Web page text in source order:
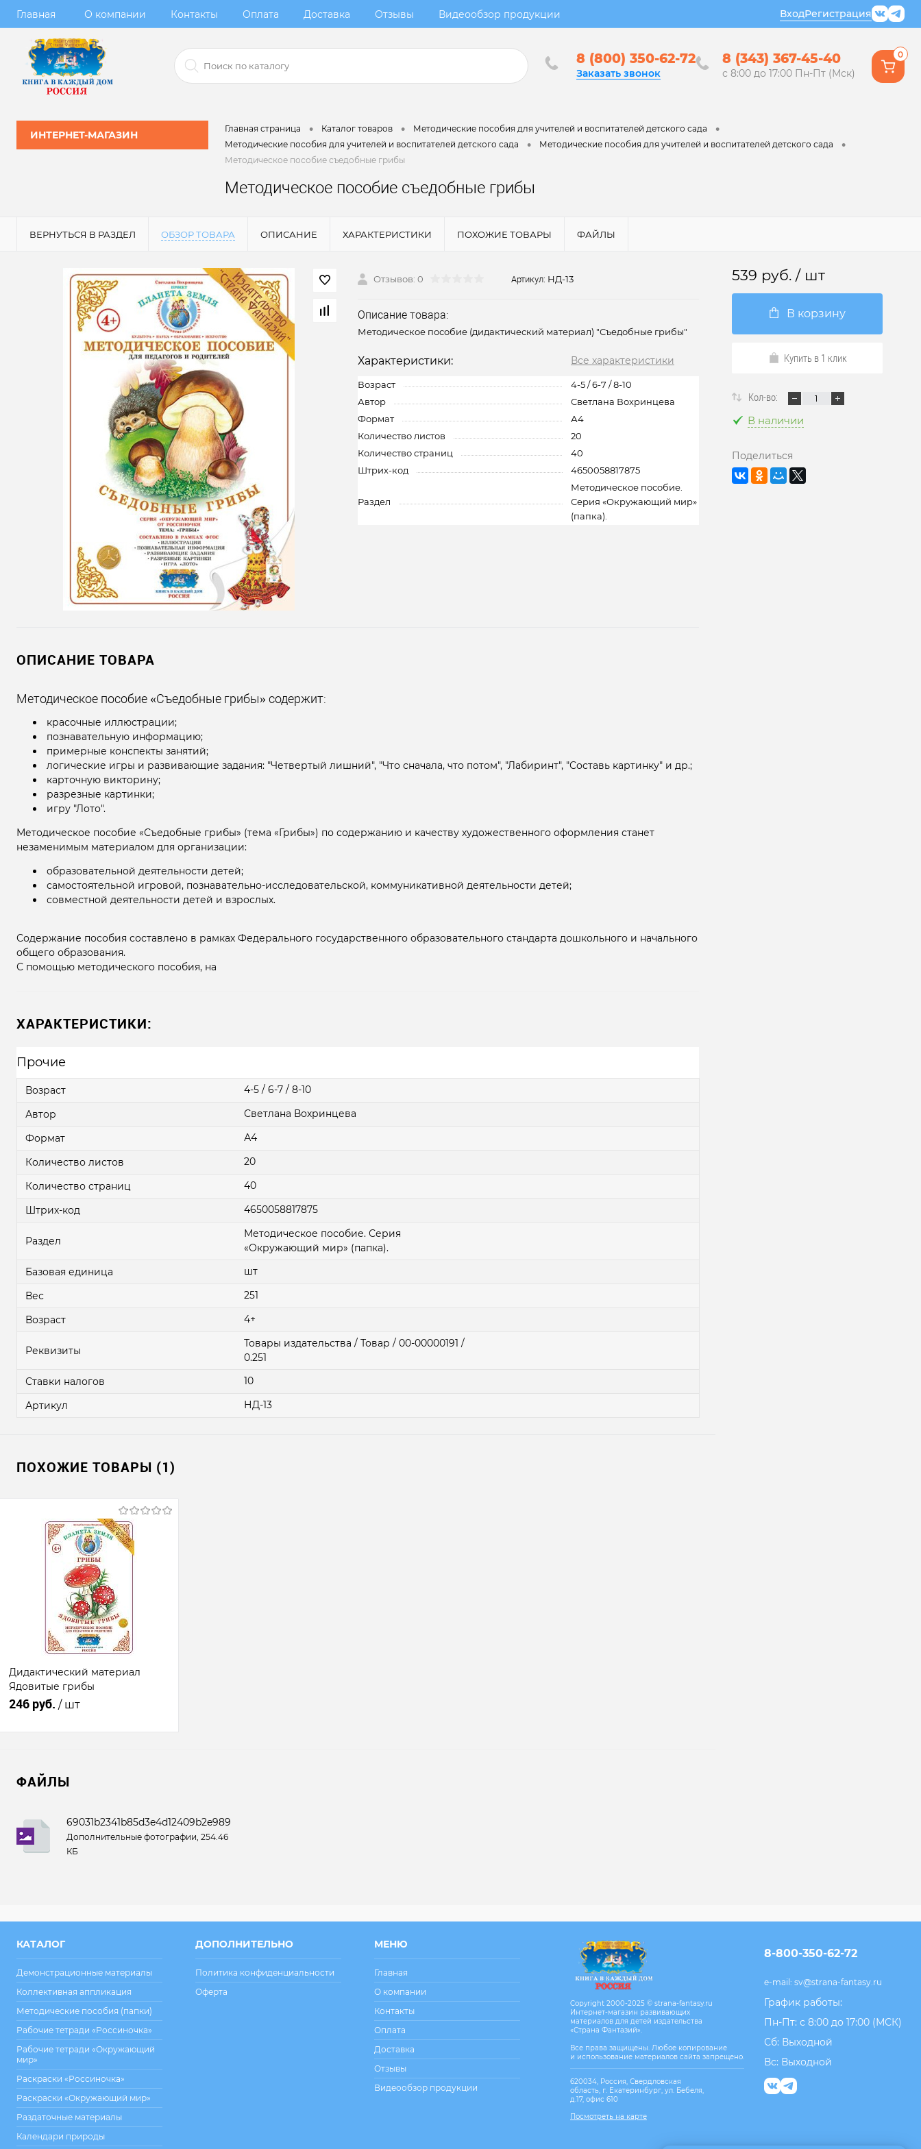
Главная О компании Контакты Оплата Доставка Отзывы Видеообзор продукции ВходРегистрация
8 (800) 350-62-72
Заказать звонок
8 (343) 367-45-40
с 8:00 до 17:00 Пн-Пт (Мск)
0
ИНТЕРНЕТ-МАГАЗИН
Главная страница • Каталог товаров • Методические пособия для учителей и воспитателей детского сада •
Методические пособия для учителей и воспитателей детского сада • Методические пособия для учителей и воспитателей детского сада •
Методическое пособие съедобные грибы
Методическое пособие съедобные грибы
ВЕРНУТЬСЯ В РАЗДЕЛ ОБЗОР ТОВАРА ОПИСАНИЕ ХАРАКТЕРИСТИКИ ПОХОЖИЕ ТОВАРЫ ФАЙЛЫ
Отзывов: 0 Артикул: НД-13
Описание товара:
Методическое пособие (дидактический материал) "Съедобные грибы"
Характеристики: Все характеристики
Возраст
4-5 / 6-7 / 8-10
Автор
Светлана Вохринцева
Формат
А4
Количество листов
20
Количество страниц
40
Штрих-код
4650058817875
Раздел
Методическое пособие.
Серия «Окружающий мир»
(папка).
ОПИСАНИЕ ТОВАРА
Методическое пособие «Съедобные грибы» содержит:
красочные иллюстрации;
познавательную информацию;
примерные конспекты занятий;
логические игры и развивающие задания: "Четвертый лишний", "Что сначала, что потом", "Лабиринт", "Составь картинку" и др.;
карточную викторину;
разрезные картинки;
игру "Лото".
Методическое пособие «Съедобные грибы» (тема «Грибы») по содержанию и качеству художественного оформления станет
незаменимым материалом для организации:
образовательной деятельности детей;
самостоятельной игровой, познавательно-исследовательской, коммуникативной деятельности детей;
совместной деятельности детей и взрослых.
Содержание пособия составлено в рамках Федерального государственного образовательного стандарта дошкольного и начального
общего образования.
С помощью методического пособия, на
ХАРАКТЕРИСТИКИ:
Прочие
Возраст
4-5 / 6-7 / 8-10
Автор
Светлана Вохринцева
Формат
А4
Количество листов
20
Количество страниц
40
Штрих-код
4650058817875
Раздел
Методическое пособие. Серия
«Окружающий мир» (папка).
Базовая единица
шт
Вес
251
Возраст
4+
Реквизиты
Товары издательства / Товар / 00-00000191 /
0.251
Ставки налогов
10
Артикул
НД-13
ПОХОЖИЕ ТОВАРЫ (1)
Дидактический материал
Ядовитые грибы
246 руб. / шт
Купить в 1
В избранное
Недоступно
ФАЙЛЫ
69031b2341b85d3e4d12409b2e98959e.png
Дополнительные фотографии, 254.46
КБ
539 руб. / шт
В корзину
Купить в 1 клик
Кол-во:
В наличии
Поделиться
КАТАЛОГ
Демонстрационные материалы
Коллективная аппликация
Методические пособия (папки)
Рабочие тетради «Россиночка»
Рабочие тетради «Окружающий
мир»
Раскраски «Россиночка»
Раскраски «Окружающий мир»
Раздаточные материалы
Календари природы
ДОПОЛНИТЕЛЬНО
Политика конфиденциальности
Оферта
МЕНЮ
Главная
О компании
Контакты
Оплата
Доставка
Отзывы
Видеообзор продукции
Copyright 2000-2025 © strana-fantasy.ru
Интернет-магазин развивающих
материалов для детей издательства
«Страна Фантазий».
Все права защищены. Любое копирование
и использование материалов сайта запрещено.
620034, Россия, Свердловская
область, г. Екатеринбург, ул. Бебеля,
д.17, офис 610
Посмотреть на карте
8-800-350-62-72
e-mail: sv@strana-fantasy.ru
График работы:
Пн-Пт: с 8:00 до 17:00 (МСК)
Сб: Выходной
Вс: Выходной